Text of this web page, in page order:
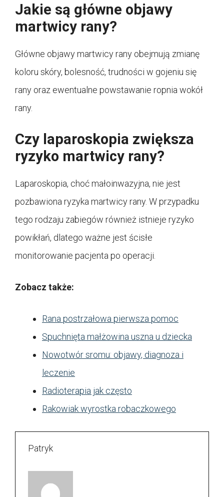
Jakie są główne objawy
martwicy rany?
Główne objawy martwicy rany obejmują zmianę
koloru skóry, bolesność, trudności w gojeniu się
rany oraz ewentualne powstawanie ropnia wokół
rany.
Czy laparoskopia zwiększa
ryzyko martwicy rany?
Laparoskopia, choć małoinwazyjna, nie jest
pozbawiona ryzyka martwicy rany. W przypadku
tego rodzaju zabiegów również istnieje ryzyko
powikłań, dlatego ważne jest ścisłe
monitorowanie pacjenta po operacji.
Zobacz także:
Rana postrzałowa pierwsza pomoc
Spuchnięta małżowina uszna u dziecka
Nowotwór sromu: objawy, diagnoza i
leczenie
Radioterapia jak często
Rakowiak wyrostka robaczkowego
Patryk